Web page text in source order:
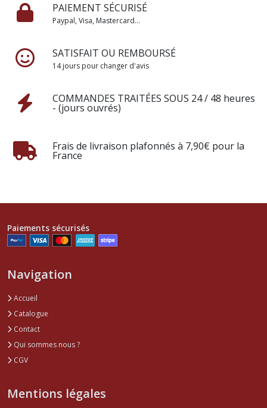
PAIEMENT SÉCURISÉ
Paypal, Visa, Mastercard...
SATISFAIT OU REMBOURSÉ
14 jours pour changer d'avis
COMMANDES TRAITÉES SOUS 24 / 48 heures
- (jours ouvrés)
Frais de livraison plafonnés à 7,90€ pour la
France
Paiements sécurisés
Navigation
Accueil
Catalogue
Contact
Qui sommes nous ?
CGV
Mentions légales